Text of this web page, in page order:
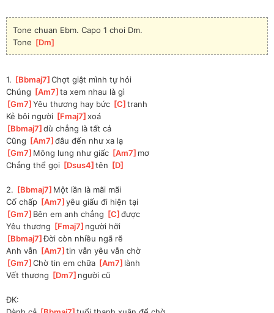
Tone chuan Ebm. Capo 1 choi Dm.
Tone [Dm
1. [Bbmaj7 ]
Chợt giật mình tự hỏi
Chúng [Am7 ]ta xem nhau là gì
[Gm7 ]
Yêu thương hay bức [C ]tranh
Kẻ bôi người [Fmaj7 ]
xoá
[Bbmaj7 ]
dù chẳng là tất cả
Cũng [Am7 ]
đâu đến như xa lạ
[Gm7 ]Mông lung như giấc [Am7 ]mơ
Chẳng thể gọi [Dsus4 ]tên [D
2. [Bbmaj7 ]Một lần là mãi mãi
Cố chấp [Am7 ]
yêu giấu đi hiện tại
[Gm7 ]Bên em anh chẳng [C ]
được
Yêu thương [Fmaj7 ]người hỡi
[Bbmaj7 ]
Đời còn nhiều ngã rẽ
Anh vẫn [Am7 ]tin vẫn yêu vẫn chờ
[Gm7 ]
Chờ tin em chữa [Am7 ]lành
Vết thương [Dm7 ]người cũ
ĐK: